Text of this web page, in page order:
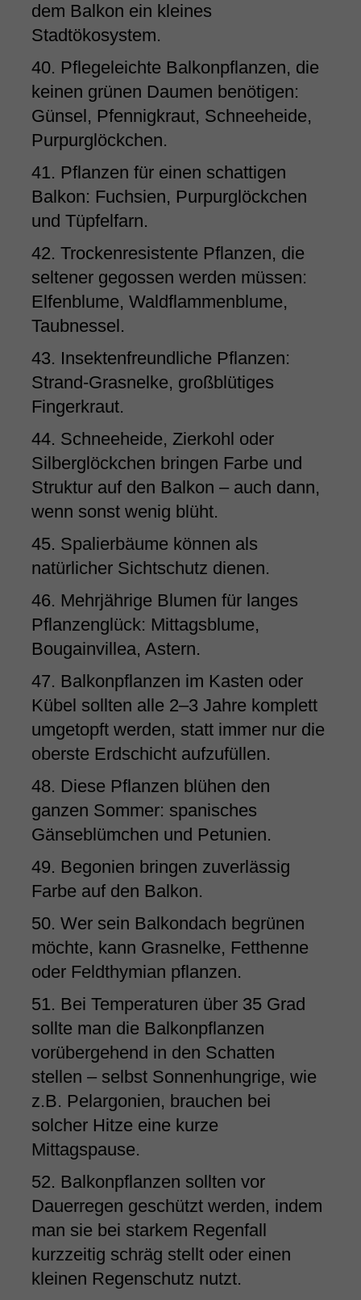
dem Balkon ein kleines
Stadtökosystem.
40. Pflegeleichte Balkonpflanzen, die
keinen grünen Daumen benötigen:
Günsel, Pfennigkraut, Schneeheide,
Purpurglöckchen.
41. Pflanzen für einen schattigen
Balkon: Fuchsien, Purpurglöckchen
und Tüpfelfarn.
42. Trockenresistente Pflanzen, die
seltener gegossen werden müssen:
Elfenblume, Waldflammenblume,
Taubnessel.
43. Insektenfreundliche Pflanzen:
Strand-Grasnelke, großblütiges
Fingerkraut.
44. Schneeheide, Zierkohl oder
Silberglöckchen bringen Farbe und
Struktur auf den Balkon – auch dann,
wenn sonst wenig blüht.
45. Spalierbäume können als
natürlicher Sichtschutz dienen.
46. Mehrjährige Blumen für langes
Pflanzenglück: Mittagsblume,
Bougainvillea, Astern.
47. Balkonpflanzen im Kasten oder
Kübel sollten alle 2–3 Jahre komplett
umgetopft werden, statt immer nur die
oberste Erdschicht aufzufüllen.
48. Diese Pflanzen blühen den
ganzen Sommer: spanisches
Gänseblümchen und Petunien.
49. Begonien bringen zuverlässig
Farbe auf den Balkon.
50. Wer sein Balkondach begrünen
möchte, kann Grasnelke, Fetthenne
oder Feldthymian pflanzen.
51. Bei Temperaturen über 35 Grad
sollte man die Balkonpflanzen
vorübergehend in den Schatten
stellen – selbst Sonnenhungrige, wie
z.B. Pelargonien, brauchen bei
solcher Hitze eine kurze
Mittagspause.
52. Balkonpflanzen sollten vor
Dauerregen geschützt werden, indem
man sie bei starkem Regenfall
kurzzeitig schräg stellt oder einen
kleinen Regenschutz nutzt.